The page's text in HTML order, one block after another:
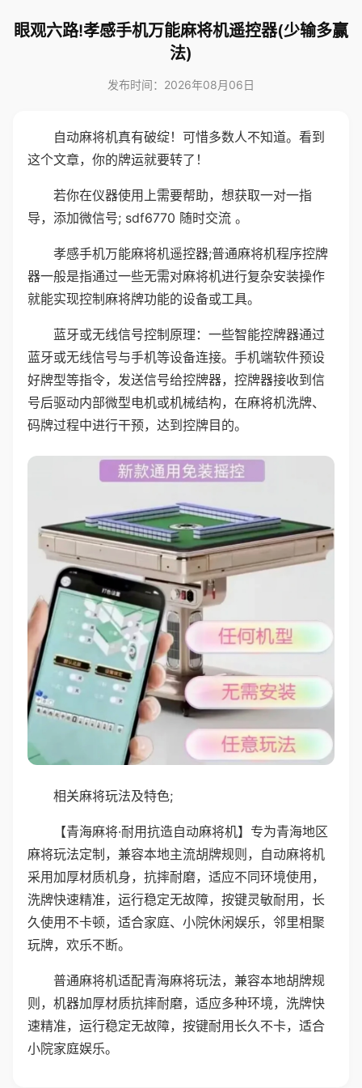
眼观六路!孝感手机万能麻将机遥控器(少输多赢
法)
发布时间：2026年08月06日
自动麻将机真有破绽！可惜多数人不知道。看到
这个文章，你的牌运就要转了！
若你在仪器使用上需要帮助，想获取一对一指
导，添加微信号; sdf6770 随时交流 。
孝感手机万能麻将机遥控器;普通麻将机程序控牌
器一般是指通过一些无需对麻将机进行复杂安装操作
就能实现控制麻将牌功能的设备或工具。
蓝牙或无线信号控制原理：一些智能控牌器通过
蓝牙或无线信号与手机等设备连接。手机端软件预设
好牌型等指令，发送信号给控牌器，控牌器接收到信
号后驱动内部微型电机或机械结构，在麻将机洗牌、
码牌过程中进行干预，达到控牌目的。
相关麻将玩法及特色;
【青海麻将·耐用抗造自动麻将机】专为青海地区
麻将玩法定制，兼容本地主流胡牌规则，自动麻将机
采用加厚材质机身，抗摔耐磨，适应不同环境使用，
洗牌快速精准，运行稳定无故障，按键灵敏耐用，长
久使用不卡顿，适合家庭、小院休闲娱乐，邻里相聚
玩牌，欢乐不断。
普通麻将机适配青海麻将玩法，兼容本地胡牌规
则，机器加厚材质抗摔耐磨，适应多种环境，洗牌快
速精准，运行稳定无故障，按键耐用长久不卡，适合
小院家庭娱乐。